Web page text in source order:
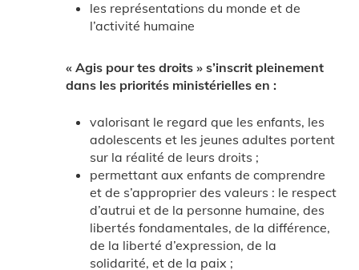
les représentations du monde et de
l’activité humaine
« Agis pour tes droits » s’inscrit pleinement
dans les priorités ministérielles en :
valorisant le regard que les enfants, les
adolescents et les jeunes adultes portent
sur la réalité de leurs droits ;
permettant aux enfants de comprendre
et de s’approprier des valeurs : le respect
d’autrui et de la personne humaine, des
libertés fondamentales, de la différence,
de la liberté d’expression, de la
solidarité, et de la paix ;